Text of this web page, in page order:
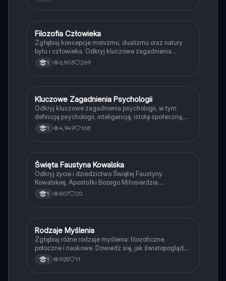
pozytywną a negatywną w epikureizmie oraz ideę
WOS
Filozofia Człowieka
Zgłębiaj koncepcje monizmu, dualizmu oraz natury
bytu i człowieka. Odkryj kluczowe zagadnienia
dotyczące etyki, godności ludzkiej oraz metodologii
filozoficznej. Idealne dla uczniów liceum, którzy
1 6,903 269
Filozofia
Kluczowe Zagadnienia Psychologii
Odkryj kluczowe zagadnienia psychologii, w tym
definicję psychologii, inteligencję, istotę społeczną,
postawy, emocje podstawowe, stres oraz różnice
między grupami formalnymi i nieformalnymi. Idealne
1 4,949 168
Religia
Święta Faustyna Kowalska
Odkryj życie i dziedzictwo Świętej Faustyny
Kowalskiej, Apostołki Bożego Miłosierdzia.
Prezentacja omawia jej beatyfikację, objawienia
Jezusa, oraz znaczenie 'Dzienniczka' w głoszeniu
1 807 20
Filozofia
Rodzaje Myślenia
Zgłębiaj różne rodzaje myślenia: filozoficzne,
potoczne i naukowe. Dowiedz się, jak światopogląd,
ideologia i konformizm wpływają na nasze
postrzeganie rzeczywistości. Materiał zawiera
1 925 11